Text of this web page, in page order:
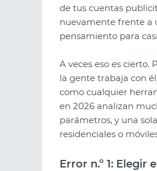
de tus cuentas
nuevamente frente a
pensamiento para
A veces eso es cierto.
la gente trabaja con
como cualquier
en 2026 analizan
parámetros, y una
residenciales o
Error n.º 1: Elegir